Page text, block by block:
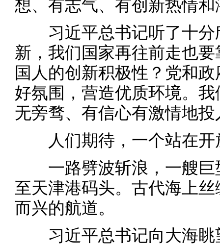
想、有志气、有创新热情和
习近平总书记听了十分
新，我们国家再往前走也
国人的创新积极性？党和
好氛围，营造优质环境。
无旁骛、有信心有激情地
人们期待，一个站在开
一路劈波斩浪，一艘巨
至天津港码头。古代海上
而兴的航道。
习近平总书记向大海眺